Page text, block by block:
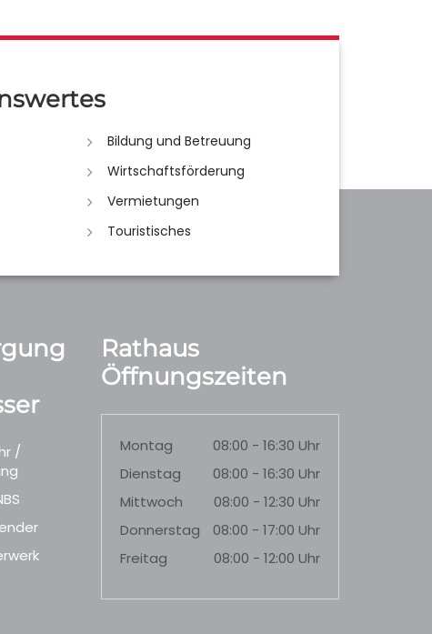
Bildung und Betreuung
Wirtschaftsförderung
Vermietungen
Touristisches
/
Rathaus
Öffnungszeiten
Montag
08:00 - 16:30 Uhr
Dienstag
08:00 - 16:30 Uhr
Mittwoch
08:00 - 12:30 Uhr
Donnerstag
08:00 - 17:00 Uhr
Freitag
08:00 - 12:00 Uhr